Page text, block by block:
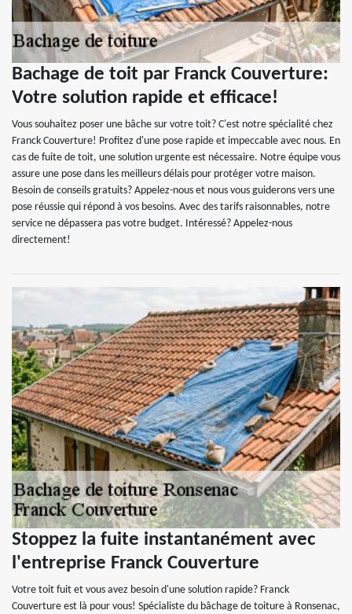
Bachage de toit par Franck Couverture:
Votre solution rapide et efficace!
Vous souhaitez poser une bâche sur votre toit? C'est notre spécialité chez
Franck Couverture! Profitez d'une pose rapide et impeccable avec nous. En
cas de fuite de toit, une solution urgente est nécessaire. Notre équipe vous
assure une pose dans les meilleurs délais pour protéger votre maison.
Besoin de conseils gratuits? Appelez-nous et nous vous guiderons vers une
pose réussie qui répond à vos besoins. Avec des tarifs raisonnables, notre
service ne dépassera pas votre budget. Intéressé? Appelez-nous
directement!
Stoppez la fuite instantanément avec
l'entreprise Franck Couverture
Votre toit fuit et vous avez besoin d'une solution rapide? Franck
Couverture est là pour vous! Spécialiste du bâchage de toiture à Ronsenac,